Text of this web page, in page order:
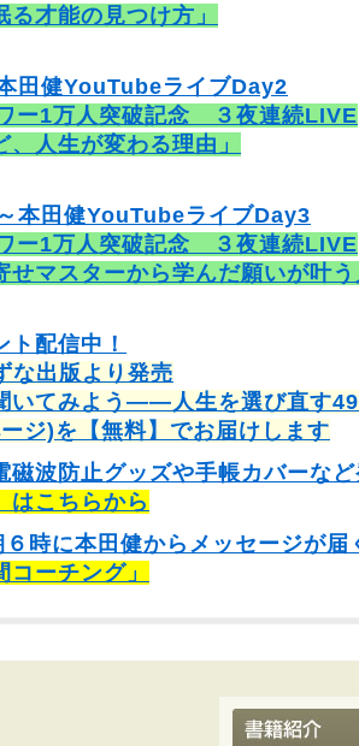
る才能の見つけ方」
田健YouTubeライブDay2
ー1万人突破記念 ３夜連続LIVE
、人生が変わる理由」
本田健YouTubeライブDay3
ー1万人突破記念 ３夜連続LIVE
せマスターから学んだ願いが叶
配信中！
な出版より発売
いてみよう――人生を選び直す
ジ)を【無料】でお届けします
磁波防止グッズや手帳カバーな
はこちらから
時に本田健からメッセージが届
コーチング」